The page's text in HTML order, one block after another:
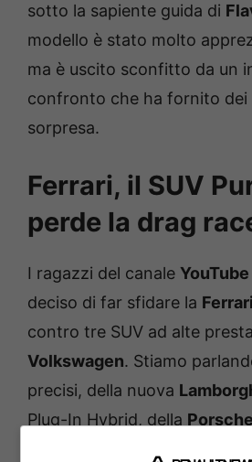
sotto la sapiente guida di
modello è stato molto
ma è uscito sconfitto da un
confronto che ha fornito dei
sorpresa.
Ferrari, il SUV
perde la drag
I ragazzi del canale YouTube
deciso di far sfidare la Ferrari
contro tre SUV ad alte
Volkswagen. Stiamo
precisi, della nuova
Plug-In Hybrid, della Porsche